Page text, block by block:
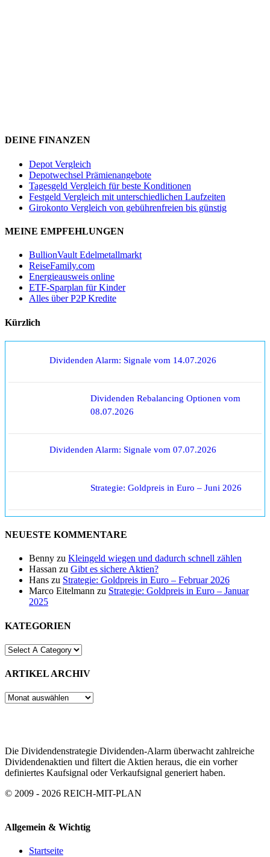
DEINE FINANZEN
Depot Vergleich
Depotwechsel Prämienangebote
Tagesgeld Vergleich für beste Konditionen
Festgeld Vergleich mit unterschiedlichen Laufzeiten
Girokonto Vergleich von gebührenfreien bis günstig
MEINE EMPFEHLUNGEN
BullionVault Edelmetallmarkt
ReiseFamily.com
Energieausweis online
ETF-Sparplan für Kinder
Alles über P2P Kredite
Kürzlich
Dividenden Alarm: Signale vom 14.07.2026
Dividenden Rebalancing Optionen vom
08.07.2026
Dividenden Alarm: Signale vom 07.07.2026
Strategie: Goldpreis in Euro – Juni 2026
NEUESTE KOMMENTARE
Benny zu Kleingeld wiegen und dadurch schnell zählen
Hassan zu Gibt es sichere Aktien?
Hans zu Strategie: Goldpreis in Euro – Februar 2026
Marco Eitelmann zu Strategie: Goldpreis in Euro – Januar
2025
KATEGORIEN
ARTIKEL ARCHIV
ARTIKEL
Die Dividendenstrategie Dividenden-Alarm überwacht zahlreiche
Dividendenaktien und filtert die Aktien heraus, die ein vorher
definiertes Kaufsignal oder Verkaufsignal generiert haben.
© 2009 - 2026 REICH-MIT-PLAN
Allgemein & Wichtig
Startseite